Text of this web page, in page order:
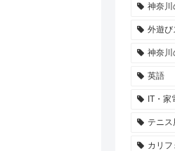
神奈川
外遊び
神奈川
英語
IT・家
テニス
カリフ